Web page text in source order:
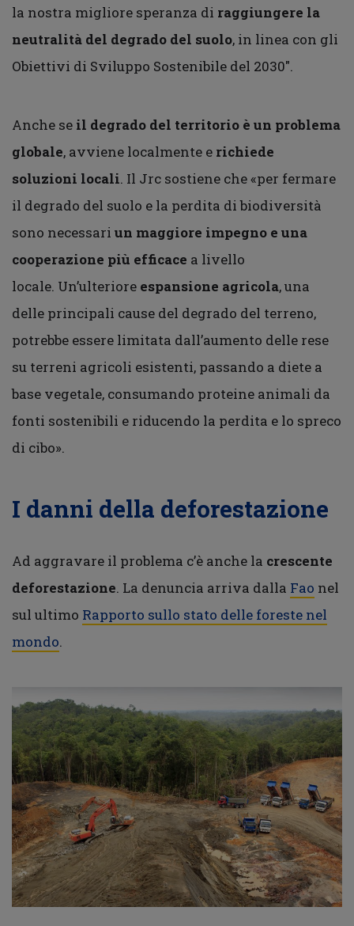
la nostra migliore speranza di raggiungere la
neutralità del degrado del suolo, in linea con gli
Obiettivi di Sviluppo Sostenibile del 2030″.
Anche se il degrado del territorio è un problema
globale, avviene localmente e richiede
soluzioni locali. Il Jrc sostiene che «per fermare
il degrado del suolo e la perdita di biodiversità
sono necessari un maggiore impegno e una
cooperazione più efficace a livello
locale. Un’ulteriore espansione agricola, una
delle principali cause del degrado del terreno,
potrebbe essere limitata dall’aumento delle rese
su terreni agricoli esistenti, passando a diete a
base vegetale, consumando proteine ​​animali da
fonti sostenibili e riducendo la perdita e lo spreco
di cibo».
I danni della deforestazione
Ad aggravare il problema c’è anche la crescente
deforestazione. La denuncia arriva dalla Fao nel
sul ultimo Rapporto sullo stato delle foreste nel
mondo.